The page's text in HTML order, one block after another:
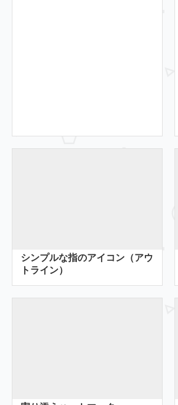
シンプルな指のアイコン（アウ
トライン）